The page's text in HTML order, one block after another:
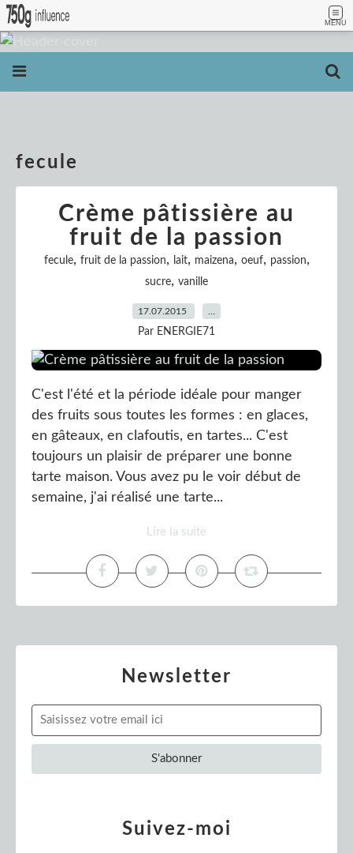
MENU
fecule
Crème pâtissière au
fruit de la passion
fecule, fruit de la passion, lait, maizena, oeuf, passion,
sucre, vanille
17.07.2015
Par ENERGIE71
C'est l'été et la période idéale pour manger
des fruits sous toutes les formes : en glaces,
en gâteaux, en clafoutis, en tartes... C'est
toujours un plaisir de préparer une bonne
tarte maison. Vous avez pu le voir début de
semaine, j'ai réalisé une tarte...
Lire la suite
Newsletter
Suivez-moi